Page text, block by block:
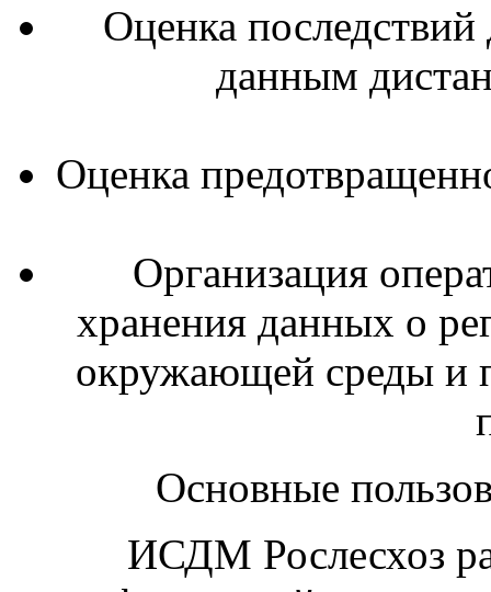
Оценка
данным
Оценка
Организация
хранения данных о
окружающей среды и
Основные
ИСДМ Рослесхоз